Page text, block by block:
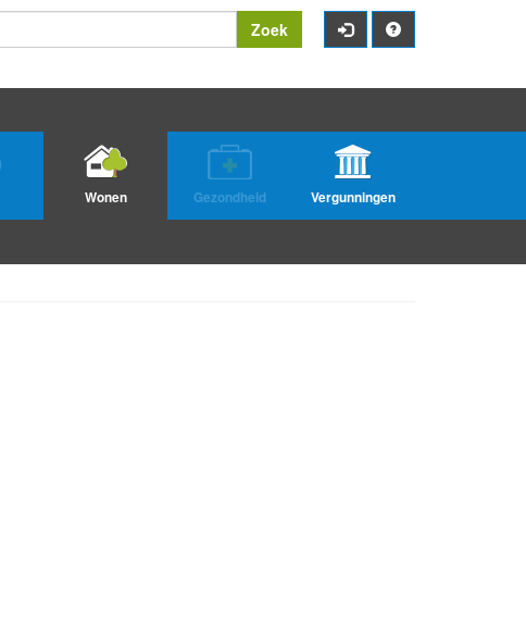
Zoek
Wonen Gezondheid Vergunningen